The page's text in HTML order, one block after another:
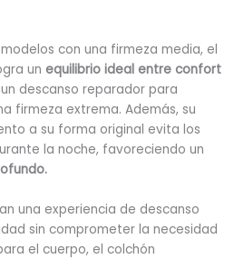
con una firmeza media, el
un equilibrio ideal entre confort
descanso reparador para
firmeza extrema. Además, su
a su forma original evita los
la noche, favoreciendo un
una experiencia de descanso
sin comprometer la necesidad
el cuerpo, el colchón